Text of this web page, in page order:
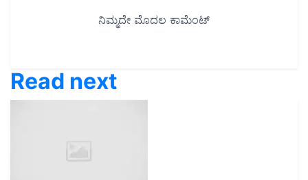
Read next